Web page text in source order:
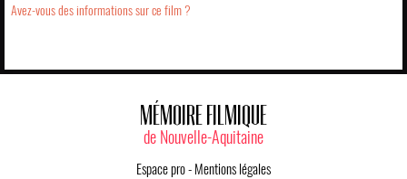
Avez-vous des informations sur ce film ?
MÉMOIRE FILMIQUE
de Nouvelle-Aquitaine
Espace pro- Mentions légales